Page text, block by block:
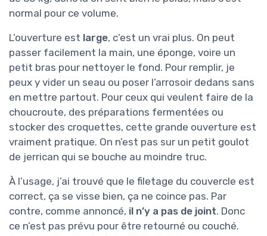
normal pour ce volume.
L’ouverture est large, c’est un vrai plus. On peut
passer facilement la main, une éponge, voire un
petit bras pour nettoyer le fond. Pour remplir, je
peux y vider un seau ou poser l’arrosoir dedans sans
en mettre partout. Pour ceux qui veulent faire de la
choucroute, des préparations fermentées ou
stocker des croquettes, cette grande ouverture est
vraiment pratique. On n’est pas sur un petit goulot
de jerrican qui se bouche au moindre truc.
À l’usage, j’ai trouvé que le filetage du couvercle est
correct, ça se visse bien, ça ne coince pas. Par
contre, comme annoncé, il n’y a pas de joint. Donc
ce n’est pas prévu pour être retourné ou couché.